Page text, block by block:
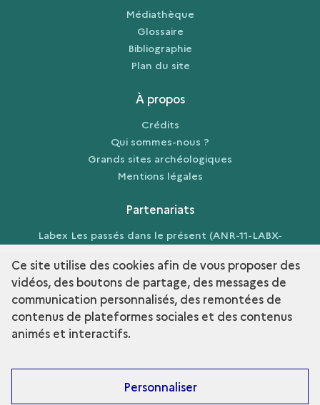
Médiathèque
Glossaire
Bibliographie
Plan du site
À propos
Crédits
Qui sommes-nous ?
Grands sites archéologiques
Mentions légales
Partenariats
Labex Les passés dans le présent (ANR-11-LABX-
0026-01)
Découvrir la collection
Ce site utilise des cookies afin de vous proposer des
vidéos, des boutons de partage, des messages de
communication personnalisés, des remontées de
contenus de plateformes sociales et des contenus
animés et interactifs.
Personnaliser